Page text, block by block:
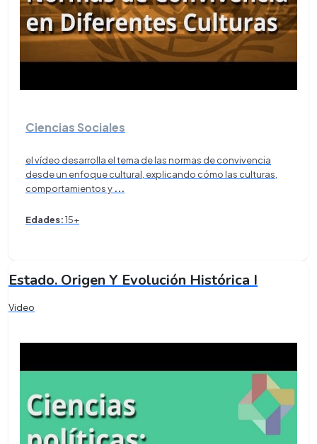
Ciencias Sociales
el vídeo desarrolla el tema de las normas de convivencia
desde un enfoque cultural, explicando cómo las culturas,
comportamientos y ...
Edades:15+
Estado. Origen Y Evolución Histórica I
Video